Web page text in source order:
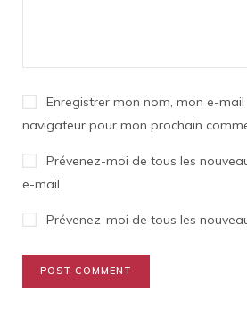
Enregistrer mon nom, mon e-
navigateur pour mon prochain
Prévenez-moi de tous les
e-mail.
Prévenez-moi de tous les